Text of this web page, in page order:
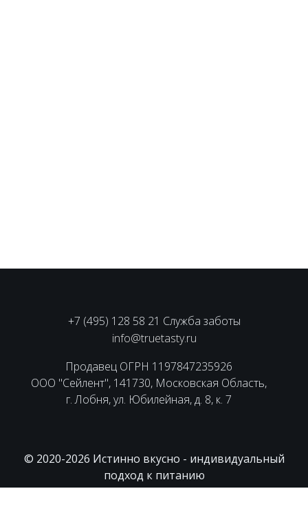
+7 (495) 128 58 21 Служба заботы
info@truetasty.ru
Продавец ОГРН 1197847235926
ООО "Сейлент", 141730, Московская Область,
г. Лобня, ул. Юбилейная, д. 8, к. 7
© 2020-2026 Истинно вкусно - индивидуальный
подход к питанию